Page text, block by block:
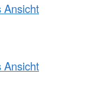
Ansicht
Ansicht